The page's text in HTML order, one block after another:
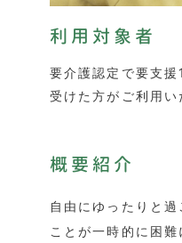
利用対象者
要介護認定で要支
受けた方がご利用い
概要紹介
自由にゆったりと
ことが一時的に困